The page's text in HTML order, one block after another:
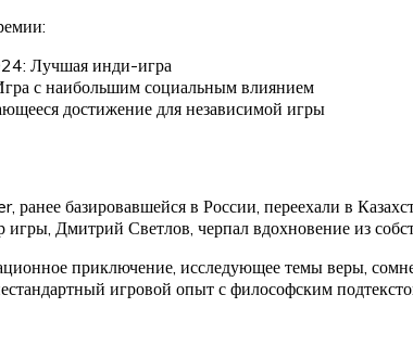
Лучшая инди-игра
с наибольшим социальным влиянием
достижение для независимой игры
ранее базировавшейся в России, переехали в
игры, Дмитрий Светлов, черпал вдохновение из
приключение, исследующее темы веры,
игровой опыт с философским